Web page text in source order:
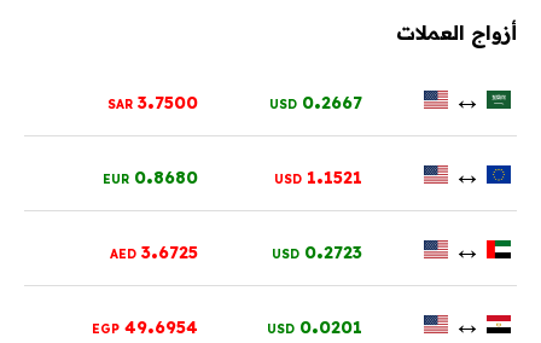
أزواج العملات
↔
0.2667
USD
3.7500
SAR
↔
1.1521
USD
0.8680
EUR
↔
0.2723
USD
3.6725
AED
↔
0.0201
USD
49.6954
EGP